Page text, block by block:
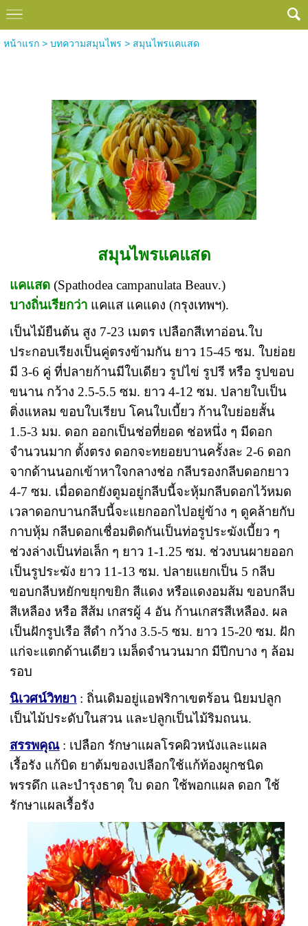
หน้าแรก> บทความสมุนไพร > สมุนไพรแคแสด
สมุนไพรแคแสด
แคแสด (Spathodea campanulata Beauv.)
บางถิ่นเรียกว่า แคแส แคแดง (กรุงเทพฯ).
เป็นไม้ยืนต้น สูง 7-23 เมตร เปลือกสีเทาอ่อน.ใบ
ประกอบเรียงเป็นคู่ตรงข้ามกัน ยาว 15-45 ซม. ใบย่อย
มี 3-6 คู่ ที่ปลายก้านมีใบเดียว รูปไข่ รูปรี หรือ รูปขอบ
ขนาน กว้าง 2.5-5.5 ซม. ยาว 4-12 ซม. ปลายใบเป็น
ติ่งแหลม ขอบใบเรียบ โคนใบเบี้ยว ก้านใบย่อยสั้น
1.5-3 มม. ดอก ออกเป็นช่อที่ยอด ช่อหนึ่ง ๆ มีดอก
จำนวนมาก ตั้งตรง ดอกจะทยอยบานครั้งละ 2-6 ดอก
จากด้านนอกเข้าหาใจกลางช่อ กลีบรองกลีบดอกยาว
4-7 ซม. เมื่อดอกยังตูมอยู่กลีบนี้จะหุ้มกลีบดอกไว้หมด
เวลาดอกบานกลีบนี้จะแยกออกไปอยู่ข้าง ๆ ดูคล้ายกับ
กาบหุ้ม กลีบดอกเชื่อมติดกันเป็นท่อรูประฆังเบี้ยว ๆ
ช่วงล่างเป็นท่อเล็ก ๆ ยาว 1-1.25 ซม. ช่วงบนผายออก
เป็นรูประฆัง ยาว 11-13 ซม. ปลายแยกเป็น 5 กลีบ
ขอบกลีบหยักขยุกขยิก สีแดง หรือแดงอมส้ม ขอบกลีบ
สีเหลือง หรือ สีส้ม เกสรผู้ 4 อัน ก้านเกสรสีเหลือง. ผล
เป็นฝักรูปเรือ สีดำ กว้าง 3.5-5 ซม. ยาว 15-20 ซม. ฝัก
แก่จะแตกด้านเดียว เมล็ดจำนวนมาก มีปีกบาง ๆ ล้อม
รอบ
นิเวศน์วิทยา : ถิ่นเดิมอยู่แอฟริกาเขตร้อน นิยมปลูก
เป็นไม้ประดับในสวน และปลูกเป็นไม้ริมถนน.
สรรพคุณ: เปลือก รักษาแผลโรคผิวหนังและแผล
เรื้อรัง แก้บิด ยาต้มของเปลือกใช้แก้ท้องผูกชนิด
พรรดึก และบำรุงธาตุ ใบ ดอก ใช้พอกแผล ดอก ใช้
รักษาแผลเรื้อรัง